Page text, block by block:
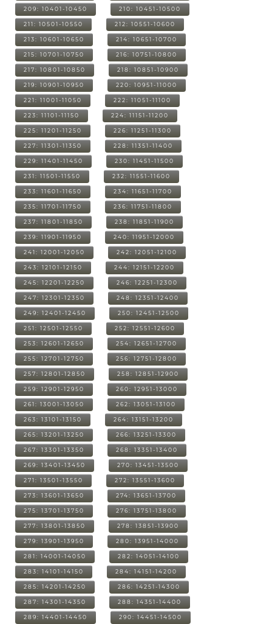
209: 10401-10450 210: 10451-10500
211: 10501-10550 212: 10551-10600
213: 10601-10650 214: 10651-10700
215: 10701-10750 216: 10751-10800
217: 10801-10850 218: 10851-10900
219: 10901-10950 220: 10951-11000
221: 11001-11050 222: 11051-11100
223: 11101-11150 224: 11151-11200
225: 11201-11250 226: 11251-11300
227: 11301-11350 228: 11351-11400
229: 11401-11450 230: 11451-11500
231: 11501-11550 232: 11551-11600
233: 11601-11650 234: 11651-11700
235: 11701-11750 236: 11751-11800
237: 11801-11850 238: 11851-11900
239: 11901-11950 240: 11951-12000
241: 12001-12050 242: 12051-12100
243: 12101-12150 244: 12151-12200
245: 12201-12250 246: 12251-12300
247: 12301-12350 248: 12351-12400
249: 12401-12450 250: 12451-12500
251: 12501-12550 252: 12551-12600
253: 12601-12650 254: 12651-12700
255: 12701-12750 256: 12751-12800
257: 12801-12850 258: 12851-12900
259: 12901-12950 260: 12951-13000
261: 13001-13050 262: 13051-13100
263: 13101-13150 264: 13151-13200
265: 13201-13250 266: 13251-13300
267: 13301-13350 268: 13351-13400
269: 13401-13450 270: 13451-13500
271: 13501-13550 272: 13551-13600
273: 13601-13650 274: 13651-13700
275: 13701-13750 276: 13751-13800
277: 13801-13850 278: 13851-13900
279: 13901-13950 280: 13951-14000
281: 14001-14050 282: 14051-14100
283: 14101-14150 284: 14151-14200
285: 14201-14250 286: 14251-14300
287: 14301-14350 288: 14351-14400
289: 14401-14450 290: 14451-14500